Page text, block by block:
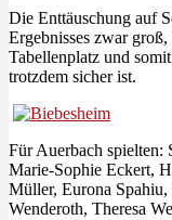
Die Enttäuschung auf
Ergebnisses zwar
Tabellenplatz und
trotzdem sicher ist.
Für Auerbach spielten:
Marie-Sophie Eckert,
Müller, Eurona
Wenderoth, Theresa